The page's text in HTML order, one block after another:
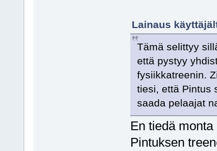
Lainaus
Tämä selittyy
että pystyy
fysiikkatreenin.
tiesi, että Pintus
saada pelaajat
En tiedä
Pintuksen